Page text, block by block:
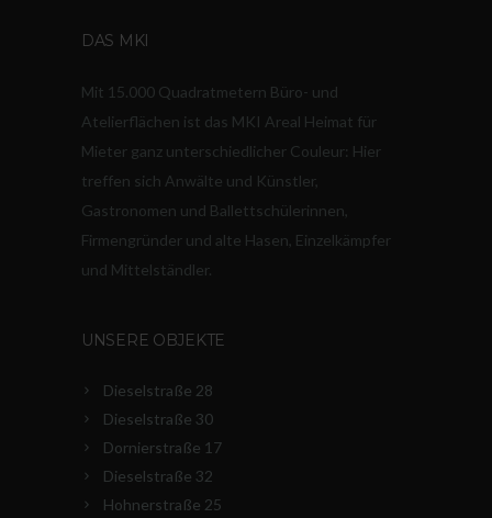
DAS MKI
Mit 15.000 Quadratmetern Büro- und
Atelierflächen ist das MKI Areal Heimat für
Mieter ganz unterschiedlicher Couleur: Hier
treffen sich Anwälte und Künstler,
Gastronomen und Ballettschülerinnen,
Firmengründer und alte Hasen, Einzelkämpfer
und Mittelständler.
UNSERE OBJEKTE
Dieselstraße 28
Dieselstraße 30
Dornierstraße 17
Dieselstraße 32
Hohnerstraße 25